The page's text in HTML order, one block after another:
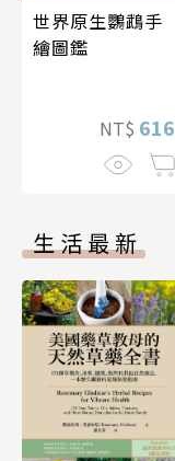
世界原生鸚鵡手
繪圖鑑
NT$ 616
生活最新